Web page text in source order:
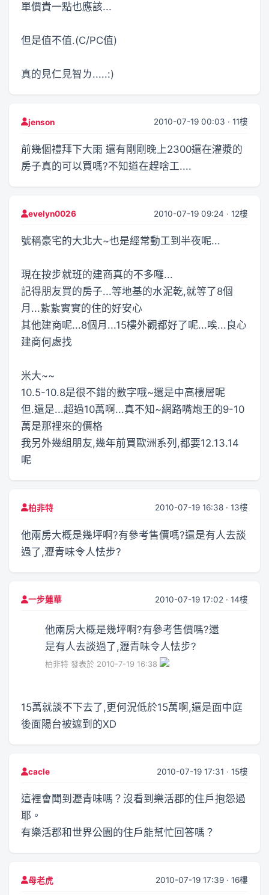
單價貴一點也應該...
但是值不值.(C/PC值)
真的見仁見智ㄌ.....:)
jenson 2010-07-19 00:03 · 11樓
前幾個禮拜下大雨 還有剛剛晚上2300還在灌漿的
房子真的可以買嗎?不知道在趕啥工....
evelyn0026 2010-07-19 09:24 · 12樓
號稱豪宅的大北大~也是經常動工到半夜呢...
現在按步就班的建商真的不多囉...
記得朋友買的房子...等地基的水泥乾,就等了8個
月...紥紥實實的住的好安心
其他建商呢...8個月...15樓外觀都好了呢...唉...良心
建商何處找
米大~~
10.5-10.8是很不錯的數字哦~還是中高樓層呢
但.還是...超過10萬啊...真不知~網路嘴炮王的9-10
萬是那裡來的價格
我另外幾組朋友,幾年前買歐洲系列,都要12.13.14
呢
柏非特 2010-07-19 16:38 · 13樓
他兩房大概是幾坪啊?有參考售價嗎?還是有人去談
過了,瀝青味令人怯步?
一步蓮華 2010-07-19 17:02 · 14樓
他兩房大概是幾坪啊?有參考售價嗎?還
是有人去談過了,瀝青味令人怯步?
柏非特 發表於 2010-7-19 16:38
15萬就談不下去了,更何況低於15萬啊,還是面中庭
後面陽台被遮到的XD
cacle 2010-07-19 17:31 · 15樓
這裡會聞到瀝青味嗎？沒看到樂活郡的住戶抱怨過
耶。
有樂活郡和世界公園的住戶能幫忙回答嗎？
母老虎 2010-07-19 17:39 · 16樓